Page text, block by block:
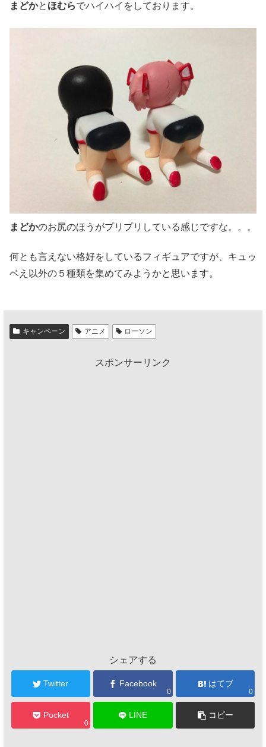
まどかと ほむらでハイハイをしております。
まどかのお尻のほうがプリプリしている感じですな。。。
何とも言えない格好をしているフィギュアですが、キュゥ
ベえ以外の５種類を集めてみようかと思います。
キャンペーン アニメ ローソン
スポンサーリンク
シェアする
Twitter Facebook
0
はてブ
0
Pocket
0
LINE コピー